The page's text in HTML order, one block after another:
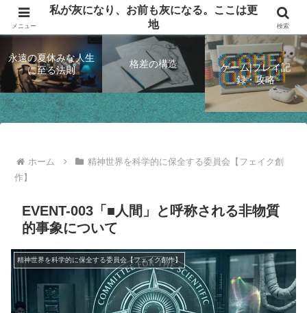
思索して、ゲームするブログ
永遠の夏休みな人生
に至る法則
格差の構造
ゲーム|プレイ記
録・攻略
ホーム
精神世界を科学的に保全する委員会【フェイク創
作】
EVENT-003「■人間」と呼称される非物質
的事象について
精神世界を科学的に保全する委員会【フェイク創作】
メニュー
私が灰になり、お前も灰になる。ここは更
地
検索